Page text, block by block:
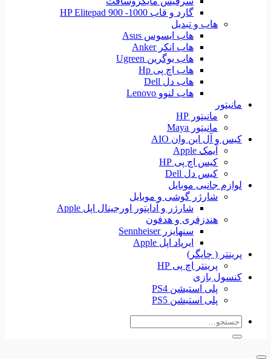
گارد و قاب HP Elitepad 900 -1000
هاب و تبدیل
هاب ایسوس Asus
هاب انکر Anker
هاب یوگرین Ugreen
هاب اچ پی Hp
هاب دل Dell
هاب لنوو Lenovo
مانیتور
مانیتور HP
مانیتور Maya
کیس و آل این وان AIO
آیمک Apple
کیس اچ پی HP
کیس دل Dell
لوازم جانبی موبایل
شارژر گوشی و موبایل
شارژر و آداپتور اورجینال اپل Apple
هندزفری و هدفون
سنهایزر Sennheiser
ایرپاد اپل Apple
پرینتر ( چاپگر)
پرینتر اچ پی HP
کنسول بازی
پلی استیشن PS4
پلی استیشن PS5
جستجو